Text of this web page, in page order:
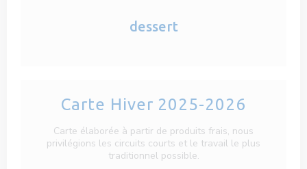
dessert
Carte Hiver 2025-2026
Carte élaborée à partir de produits frais, nous
privilégions les circuits courts et le travail le plus
traditionnel possible.